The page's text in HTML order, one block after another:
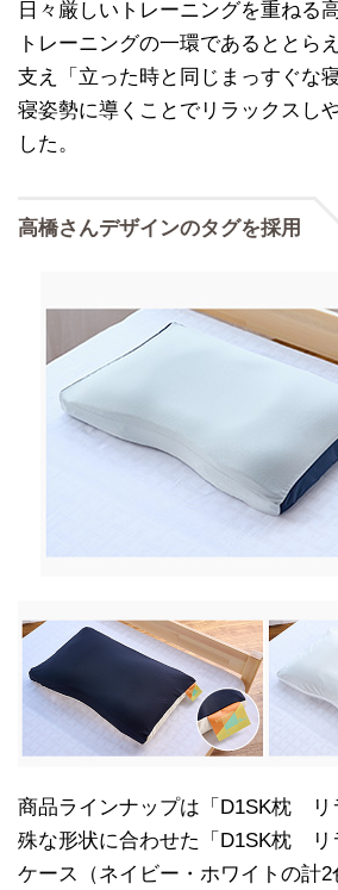
日々厳しいトレーニングを重ねる
トレーニングの一環であるととら
支え「立った時と同じまっすぐな
寝姿勢に導くことでリラックスし
した。
高橋さんデザインのタグを採用
商品ラインナップは「D1SK枕 リ
殊な形状に合わせた「D1SK枕 リ
ケース（ネイビー・ホワイトの計